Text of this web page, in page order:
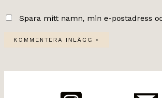
Spara mitt namn, min e-postadress